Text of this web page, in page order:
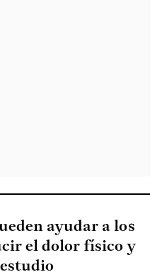
ayudar a los
el dolor físico y